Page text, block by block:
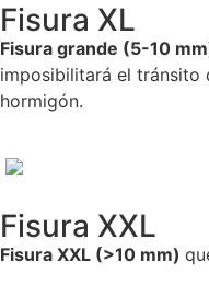
Fisura XL
Fisura grande (5-10
imposibilitará el tránsito
hormigón.
Fisura XXL
Fisura XXL (>10 mm)